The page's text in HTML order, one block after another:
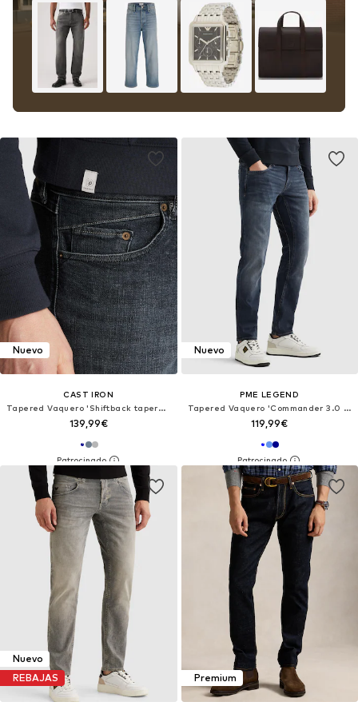
Nuevo
CAST IRON
Tapered Vaquero 'Shiftback tapered fit jeans'
139,99€
Nuevo
PME LEGEND
Tapered Vaquero 'Commander 3.0 relaxed fit jeans'
119,99€
Nuevo
REBAJAS
Premium